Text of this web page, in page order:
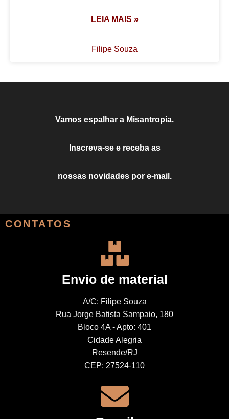
LEIA MAIS »
Filipe Souza
Vamos espalhar a Misantropia.
Inscreva-se e receba as
nossas novidades por e-mail.
CONTATOS
Envio de material
A/C: Filipe Souza
Rua Jorge Batista Sampaio, 180
Bloco 4A - Apto: 401
Cidade Alegria
Resende/RJ
CEP: 27524-110